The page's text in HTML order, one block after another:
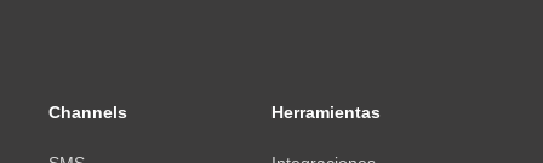
Channels Herramientas